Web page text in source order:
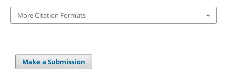
More Citation Formats
Make a Submission